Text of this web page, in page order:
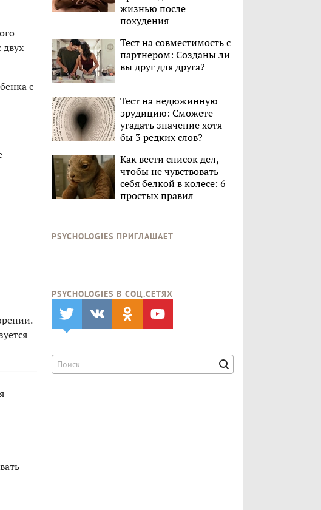
двух
с
жизнью после
похудения
Тест на совместимость с
партнером: Созданы ли
вы друг для друга?
Тест на недюжинную
эрудицию: Сможете
угадать значение хотя
бы 3 редких слов?
Как вести список дел,
чтобы не чувствовать
себя белкой в колесе: 6
простых правил
PSYCHOLOGIES ПРИГЛАШАЕТ
PSYCHOLOGIES В CОЦ.СЕТЯХ